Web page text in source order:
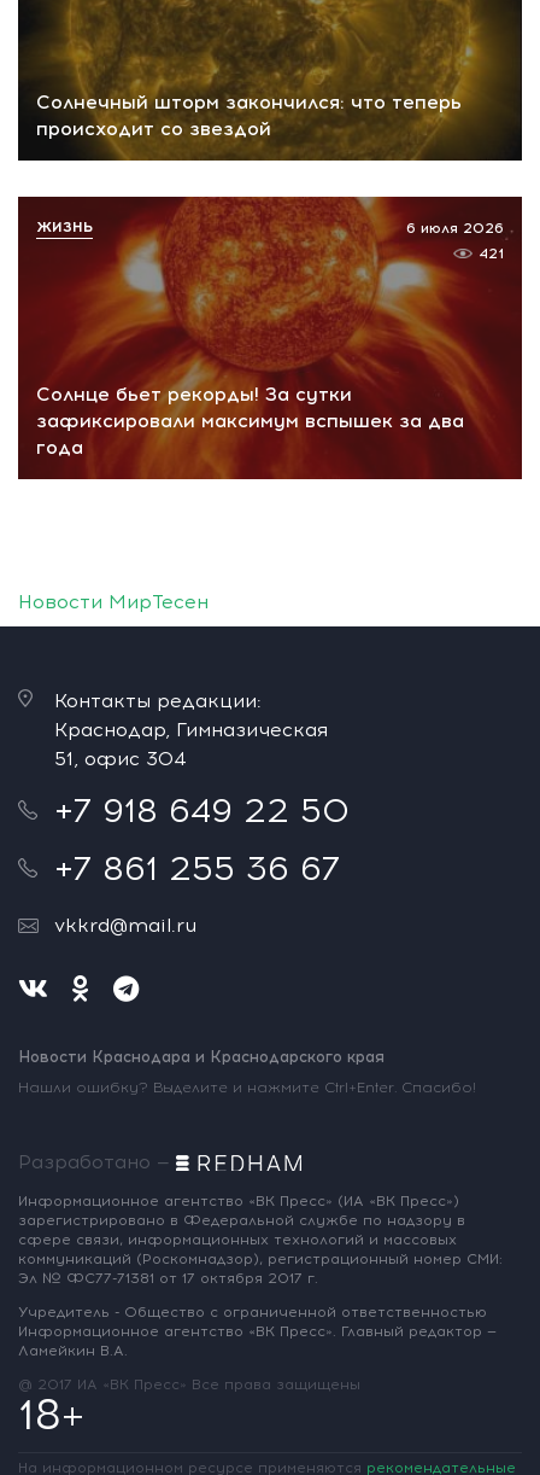
Солнечный шторм закончился: что теперь
происходит со звездой
Солнце бьет рекорды! За сутки
зафиксировали максимум вспышек за два
года
6 июля 2026
421
ЖИЗНЬ
Новости МирТесен
Контакты редакции:
Краснодар, Гимназическая
51, офис 304
+7 918 649 22 50
+7 861 255 36 67
vkkrd@mail.ru
Новости Краснодара и Краснодарского края
Нашли ошибку? Выделите и нажмите Ctrl+Enter. Спасибо!
Разработано —
Информационное агентство «ВК Пресс» (ИА «ВК Пресс»)
зарегистрировано в Федеральной службе по надзору в
сфере связи, информационных технологий и массовых
коммуникаций (Роскомнадзор), регистрационный номер СМИ:
Эл № ФС77-71381 от 17 октября 2017 г.
Учредитель - Общество с ограниченной ответственностью
Информационное агентство «ВК Пресс». Главный редактор —
Ламейкин В.А.
@ 2017 ИА «ВК Пресс» Все права защищены
18+
На информационном ресурсе применяются рекомендательные